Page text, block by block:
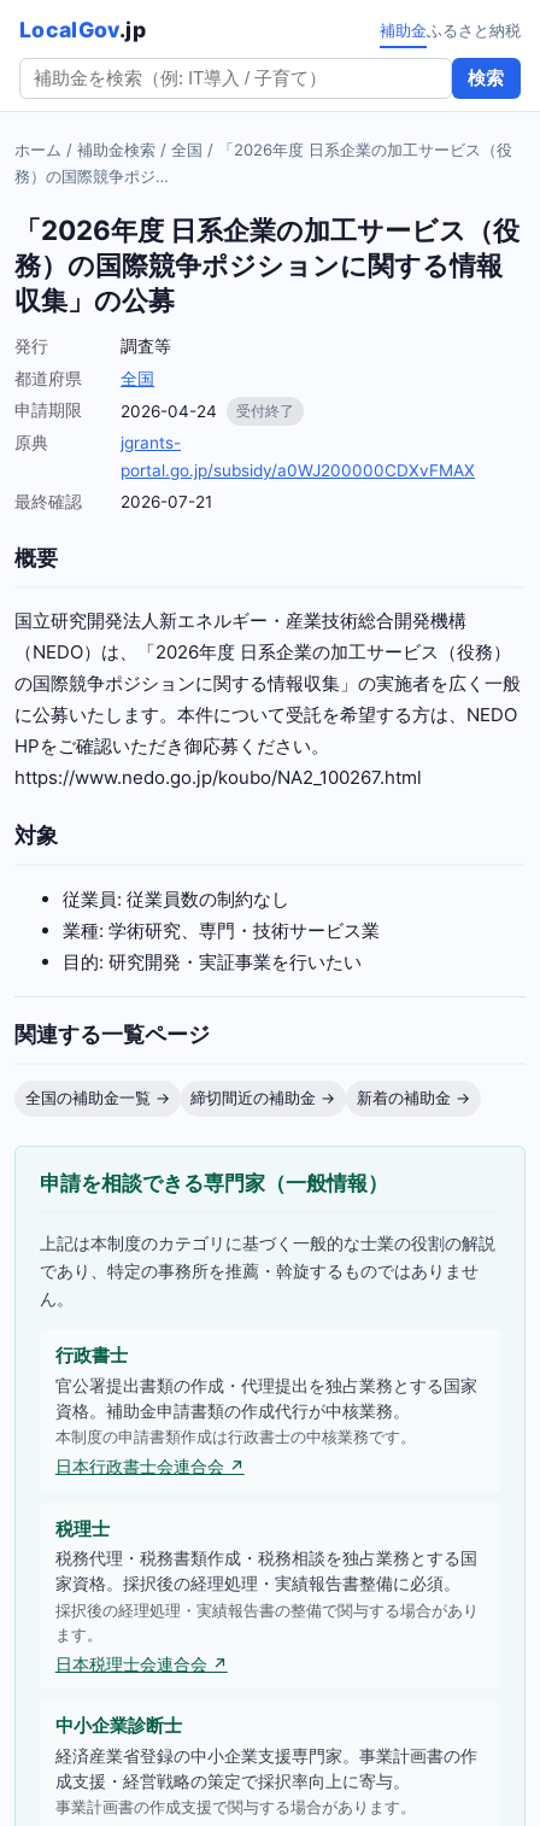
LocalGov.jp
検索
補助金ふるさと納税
ホーム / 補助金検索 / 全国 /
「2026年度 日系企業の加工サービス（役
務）の国際競争ポジ…
「2026年度 日系企業の加工サービス（役
務）の国際競争ポジションに関する情報
収集」の公募
発行
調査等
都道府県
全国
申請期限
2026-04-24 受付終了
原典
jgrants-
portal.go.jp/subsidy/a0WJ200000CDXvFMAX
最終確認
2026-07-21
概要
国立研究開発法人新エネルギー・産業技術総合開発機構
（NEDO）は、「2026年度 日系企業の加工サービス（役務）
の国際競争ポジションに関する情報収集」の実施者を広く一般
に公募いたします。本件について受託を希望する方は、NEDO
HPをご確認いただき御応募ください。
https://www.nedo.go.jp/koubo/NA2_100267.html
対象
従業員: 従業員数の制約なし
業種: 学術研究、専門・技術サービス業
目的: 研究開発・実証事業を行いたい
関連する一覧ページ
全国の補助金一覧 → 締切間近の補助金 → 新着の補助金 →
申請を相談できる専門家（一般情報）
上記は本制度のカテゴリに基づく一般的な士業の役割の解説
であり、特定の事務所を推薦・斡旋するものではありませ
ん。
行政書士
官公署提出書類の作成・代理提出を独占業務とする国家
資格。補助金申請書類の作成代行が中核業務。
本制度の申請書類作成は行政書士の中核業務です。
日本行政書士会連合会 ↗
税理士
税務代理・税務書類作成・税務相談を独占業務とする国
家資格。採択後の経理処理・実績報告書整備に必須。
採択後の経理処理・実績報告書の整備で関与する場合があり
ます。
日本税理士会連合会 ↗
中小企業診断士
経済産業省登録の中小企業支援専門家。事業計画書の作
成支援・経営戦略の策定で採択率向上に寄与。
事業計画書の作成支援で関与する場合があります。